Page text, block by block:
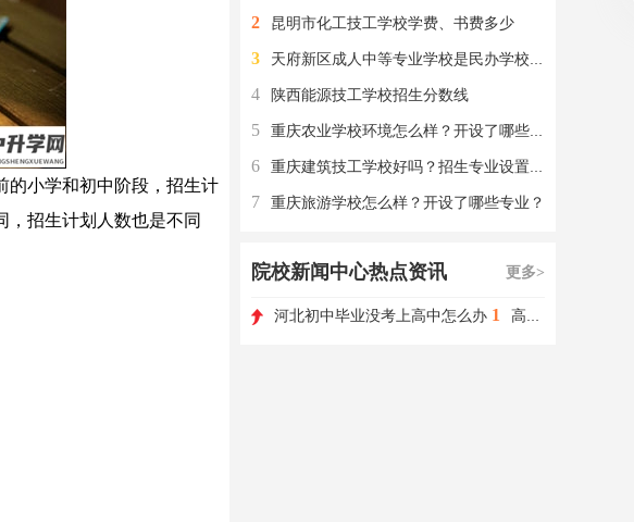
的小学和初中阶段，招生计
招生计划人数也是不同
2 昆明市化工技工学校学费、书费多少
3 天府新区成人中等专业学校是民办学校还是公办学校？
4 陕西能源技工学校招生分数线
5 重庆农业学校环境怎么样？开设了哪些专业？
6 重庆建筑技工学校好吗？招生专业设置有？
7 重庆旅游学校怎么样？开设了哪些专业？
院校新闻中心热点资讯 更多>
河北初中毕业没考上高中怎么办 1 高职单招如何选择学校和专业?